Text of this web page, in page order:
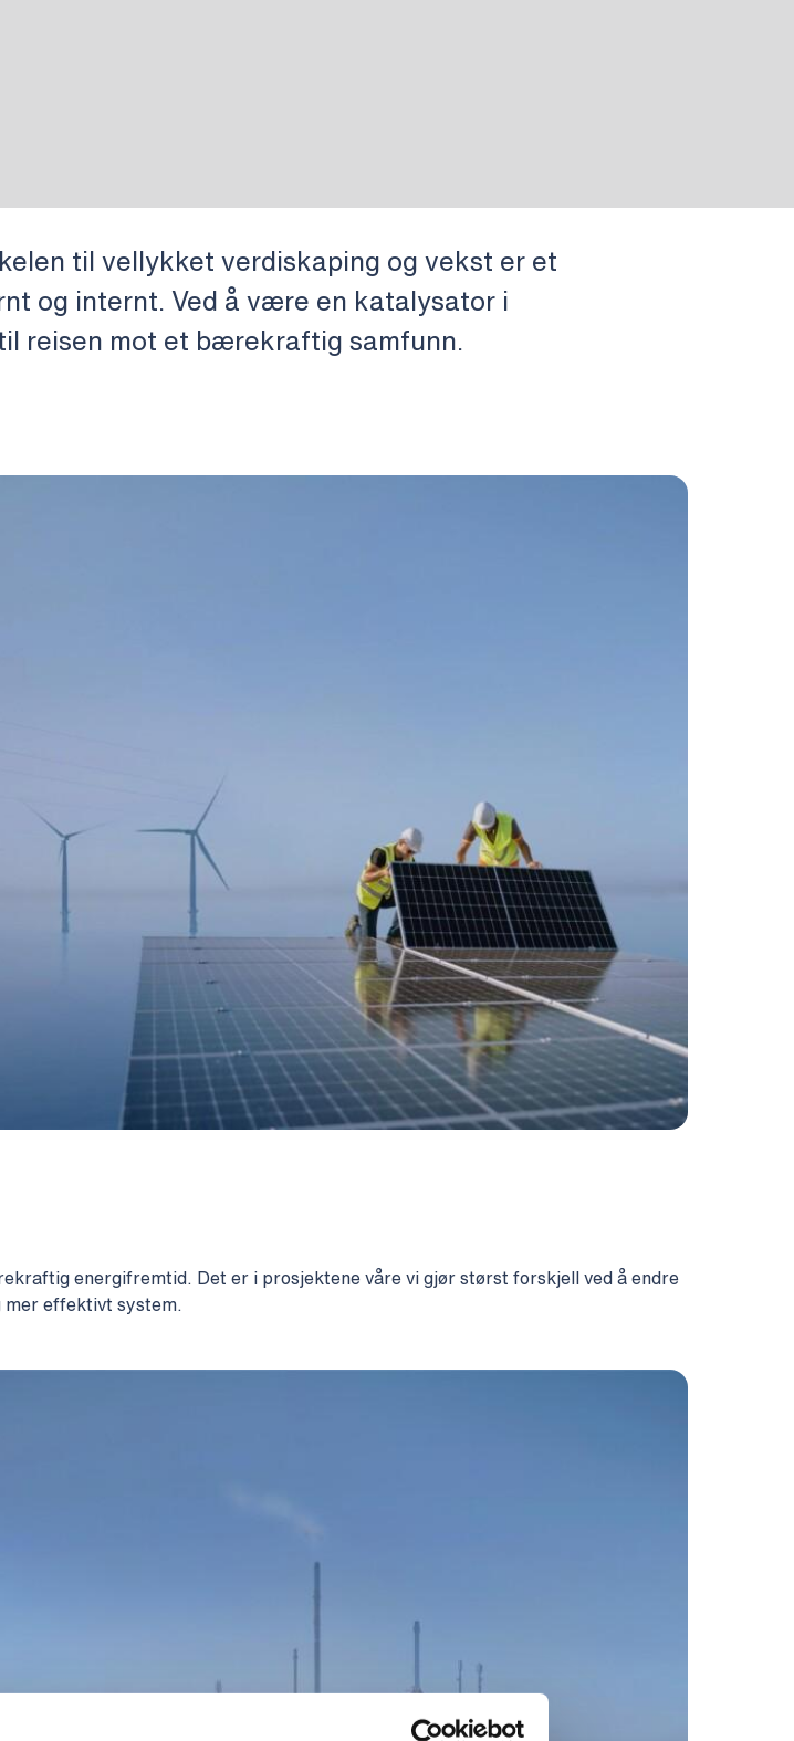
til vellykket verdiskaping og vekst er et
og internt. Ved å være en katalysator i
reisen mot et bærekraftig samfunn.
energifremtid. Det er i prosjektene våre vi gjør størst forskjell ved å endre
mer effektivt system.